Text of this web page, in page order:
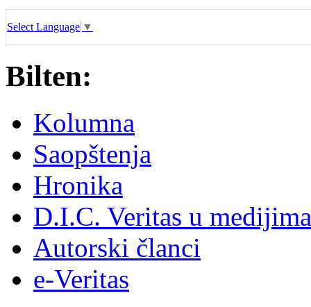
Select Language ▼
Bilten:
Kolumna
Saopštenja
Hronika
D.I.C. Veritas u medijima
Autorski članci
e-Veritas